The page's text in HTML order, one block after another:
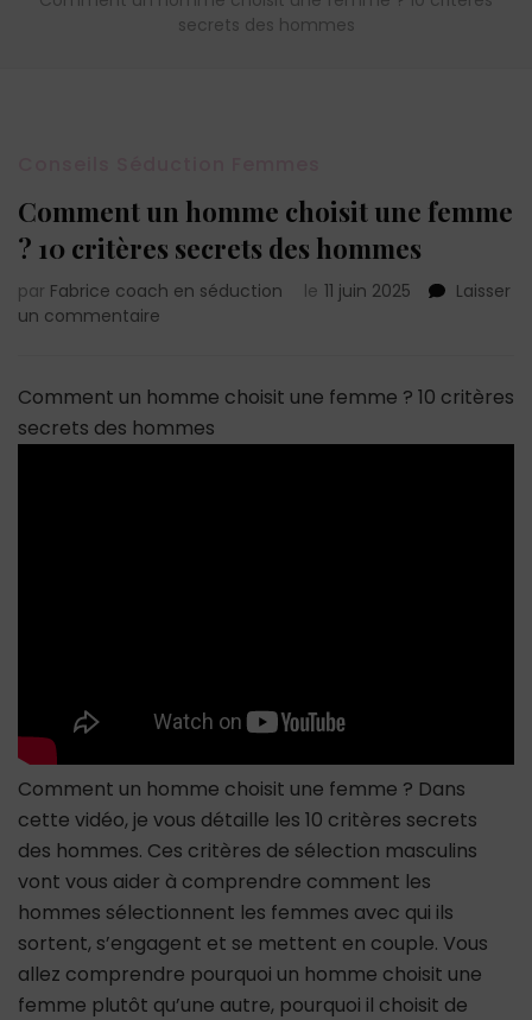
secrets des hommes
Comment un homme choisit une femme
? 10 critères secrets des hommes
par Fabrice coach en séduction le 11 juin 2025
Laisser
un commentaire
homme
une
Comment un homme choisit une femme ? 10 critères
secrets des hommes
Comment un homme choisit une femme ? Dans
cette vidéo, je vous détaille les 10 critères secrets
des hommes. Ces critères de sélection masculins
vont vous aider à comprendre comment les
hommes sélectionnent les femmes avec qui ils
sortent, s’engagent et se mettent en couple. Vous
allez comprendre pourquoi un homme choisit une
femme plutôt qu’une autre, pourquoi il choisit de